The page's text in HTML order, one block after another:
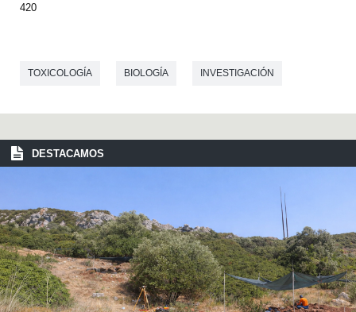
420
TOXICOLOGÍA BIOLOGÍA INVESTIGACIÓN
DESTACAMOS